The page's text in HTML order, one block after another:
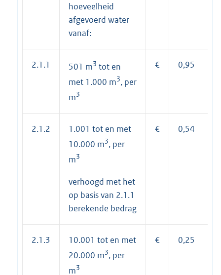
hoeveelheid
afgevoerd water
vanaf:
2.1.1 501 m3 tot en
met 1.000 m3, per
m3
€ 0,95
2.1.2
1.001 tot en met
10.000 m3, per
m3
verhoogd met het
op basis van 2.1.1
berekende bedrag
€ 0,54
2.1.3
10.001 tot en met
20.000 m3, per
m3
€ 0,25